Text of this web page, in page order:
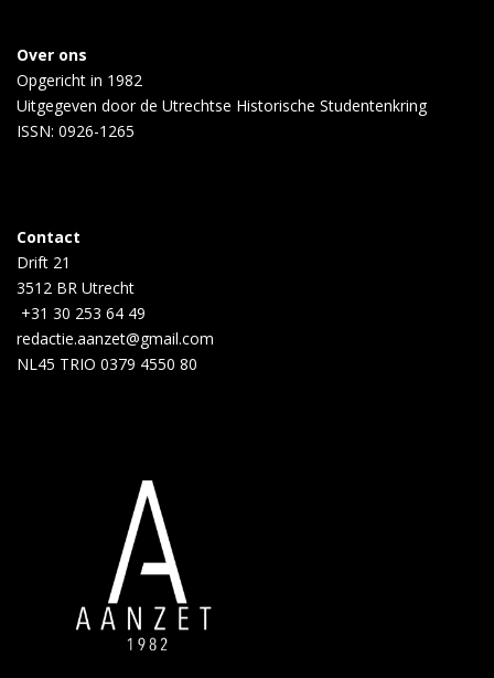
Over ons
Opgericht in 1982
Uitgegeven door de Utrechtse Historische Studentenkring
ISSN: 0926-1265
Contact
Drift 21
3512 BR Utrecht
+31 30 253 64 49
redactie.aanzet@gmail.com
NL45 TRIO 0379 4550 80